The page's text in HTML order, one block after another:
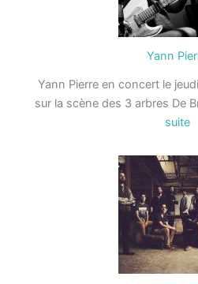
Yann
Yann Pierre en concert le
sur la scène des 3 arbres De
suite: